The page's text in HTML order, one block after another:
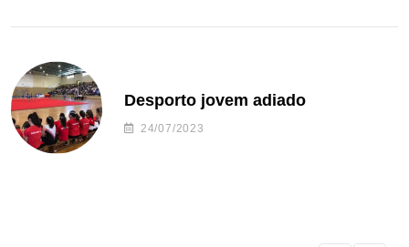
Desporto jovem adiado
24/07/2023